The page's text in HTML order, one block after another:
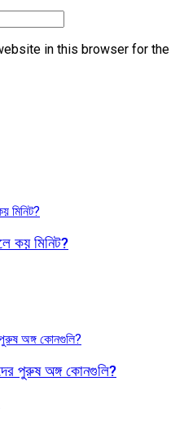
in this browser for the
কয় মিনিট?
পুরুষ অঙ্গ কোনগুলি?